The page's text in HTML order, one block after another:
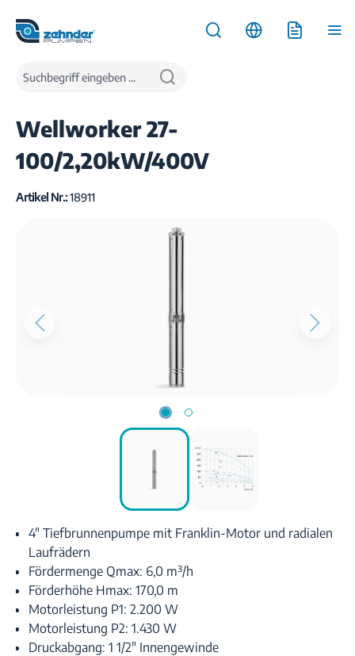
springen
Produkte Wasserversorgung
Wellworker 27-
100/2,20kW/400V
Artikel Nr.:18911
4" Tiefbrunnenpumpe mit Franklin-Motor und radialen
Laufrädern
Fördermenge Qmax: 6,0 m³/h
Förderhöhe Hmax: 170,0 m
Motorleistung P1: 2.200 W
Motorleistung P2: 1.430 W
Druckabgang: 1 1/2" Innengewinde